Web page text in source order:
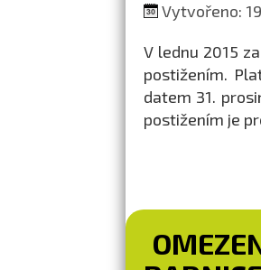
Vytvořeno:
V lednu 2015
postižením.
datem 31.
postižením je